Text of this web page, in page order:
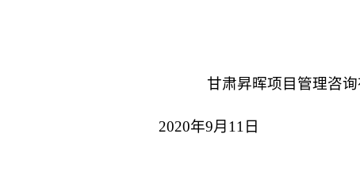
甘肃昇晖项目管理咨询
2020年9月11日